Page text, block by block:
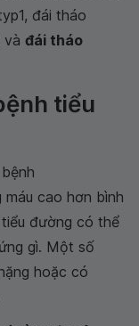
đái tháo
và đái tháo
tiểu
cao hơn bình
đường có thể
gì. Một số
hoặc có